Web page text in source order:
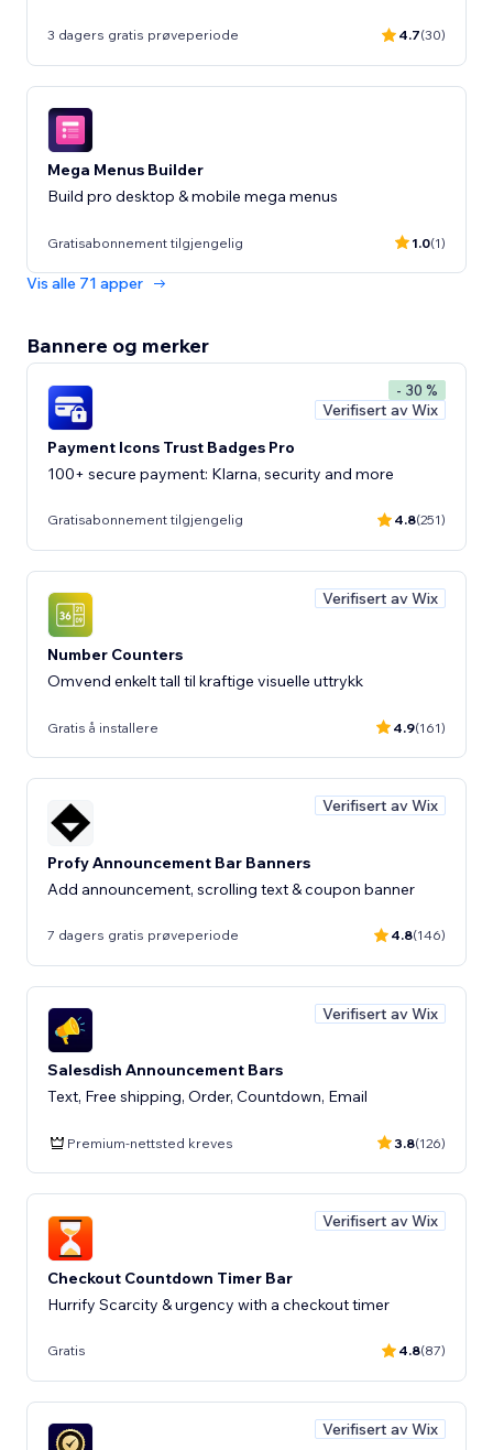
3 dagers gratis prøveperiode 4.7(30)
Mega Menus Builder
Build pro desktop & mobile mega menus
Gratisabonnement tilgjengelig 1.0(1)
Vis alle 71 apper
Bannere og merker
- 30 %
Verifisert av Wix
Payment Icons Trust Badges Pro
100+ secure payment: Klarna, security and more
Gratisabonnement tilgjengelig 4.8(251)
Verifisert av Wix
Number Counters
Omvend enkelt tall til kraftige visuelle uttrykk
Gratis å installere 4.9(161)
Verifisert av Wix
Profy Announcement Bar Banners
Add announcement, scrolling text & coupon banner
7 dagers gratis prøveperiode 4.8(146)
Verifisert av Wix
Salesdish Announcement Bars
Text, Free shipping, Order, Countdown, Email
Premium-nettsted kreves 3.8(126)
Verifisert av Wix
Checkout Countdown Timer Bar
Hurrify Scarcity & urgency with a checkout timer
Gratis 4.8(87)
Verifisert av Wix